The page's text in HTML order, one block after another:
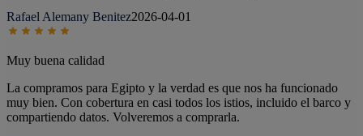
Rafael Alemany Benitez2026-04-01
Muy buena calidad
La compramos para Egipto y la verdad es que nos ha funcionado
muy bien. Con cobertura en casi todos los istios, incluido el barco y
compartiendo datos. Volveremos a comprarla.